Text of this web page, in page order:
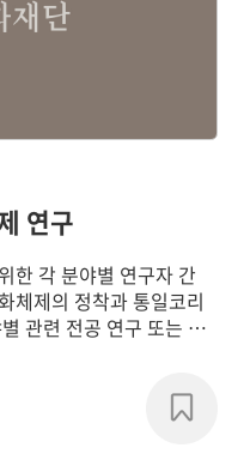
연구
한 각 분야별 연구자 간
체제의 정착과 통일코리
관련 전공 연구 또는 학
행했습니다.